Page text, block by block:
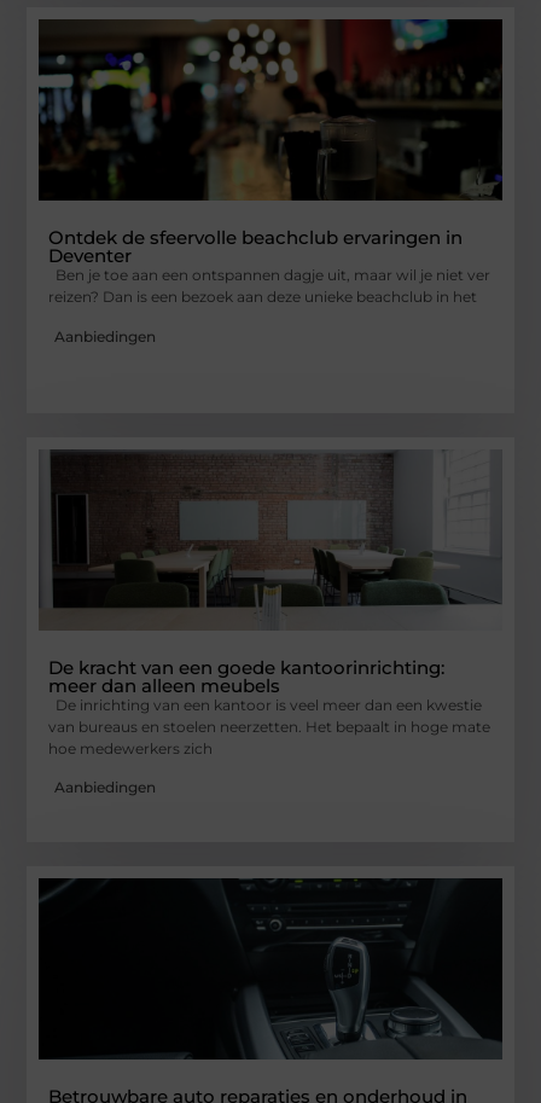
Ontdek de sfeervolle beachclub ervaringen in
Deventer
Ben je toe aan een ontspannen dagje uit, maar wil je niet ver
reizen? Dan is een bezoek aan deze unieke beachclub in het
Aanbiedingen
De kracht van een goede kantoorinrichting:
meer dan alleen meubels
De inrichting van een kantoor is veel meer dan een kwestie
van bureaus en stoelen neerzetten. Het bepaalt in hoge mate
hoe medewerkers zich
Aanbiedingen
Betrouwbare auto reparaties en onderhoud in